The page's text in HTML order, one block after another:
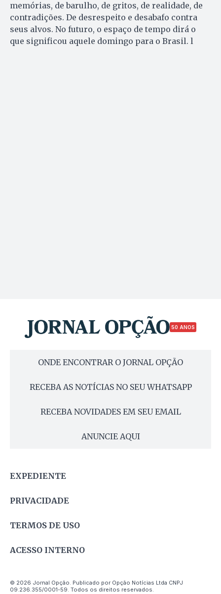
memórias, de barulho, de gritos, de realidade, de
contradições. De desrespeito e desabafo contra
seus alvos. No futuro, o espaço de tempo dirá o
que significou aquele domingo para o Brasil. l
50 ANOS
ONDE ENCONTRAR O JORNAL OPÇÃO
RECEBA AS NOTÍCIAS NO SEU WHATSAPP
RECEBA NOVIDADES EM SEU EMAIL
ANUNCIE AQUI
EXPEDIENTE
PRIVACIDADE
TERMOS DE USO
ACESSO INTERNO
© 2026 Jornal Opção. Publicado por Opção Notícias Ltda CNPJ
09.236.355/0001-59. Todos os direitos reservados.